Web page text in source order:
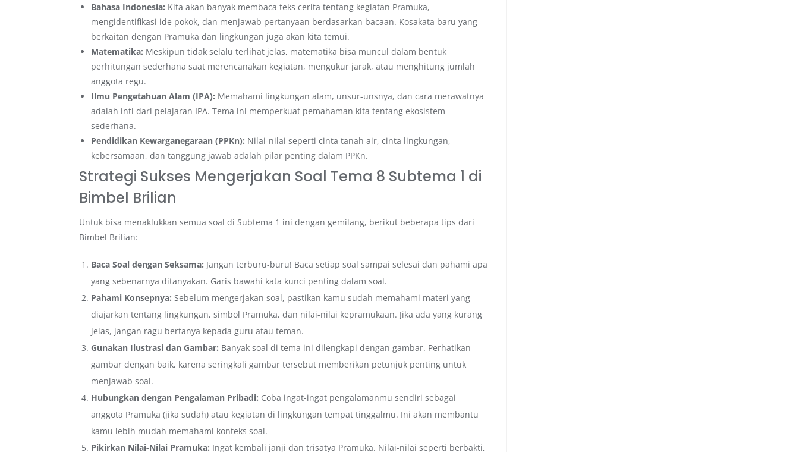
Bahasa Indonesia: Kita akan banyak membaca teks cerita tentang kegiatan Pramuka,
mengidentifikasi ide pokok, dan menjawab pertanyaan berdasarkan bacaan. Kosakata baru yang
berkaitan dengan Pramuka dan lingkungan juga akan kita temui.
Matematika: Meskipun tidak selalu terlihat jelas, matematika bisa muncul dalam bentuk
perhitungan sederhana saat merencanakan kegiatan, mengukur jarak, atau menghitung jumlah
anggota regu.
Ilmu Pengetahuan Alam (IPA): Memahami lingkungan alam, unsur-unsnya, dan cara merawatnya
adalah inti dari pelajaran IPA. Tema ini memperkuat pemahaman kita tentang ekosistem
sederhana.
Pendidikan Kewarganegaraan (PPKn): Nilai-nilai seperti cinta tanah air, cinta lingkungan,
kebersamaan, dan tanggung jawab adalah pilar penting dalam PPKn.
Strategi Sukses Mengerjakan Soal Tema 8 Subtema 1 di
Bimbel Brilian
Untuk bisa menaklukkan semua soal di Subtema 1 ini dengan gemilang, berikut beberapa tips dari
Bimbel Brilian:
Baca Soal dengan Seksama: Jangan terburu-buru! Baca setiap soal sampai selesai dan pahami apa
yang sebenarnya ditanyakan. Garis bawahi kata kunci penting dalam soal.
Pahami Konsepnya: Sebelum mengerjakan soal, pastikan kamu sudah memahami materi yang
diajarkan tentang lingkungan, simbol Pramuka, dan nilai-nilai kepramukaan. Jika ada yang kurang
jelas, jangan ragu bertanya kepada guru atau teman.
Gunakan Ilustrasi dan Gambar: Banyak soal di tema ini dilengkapi dengan gambar. Perhatikan
gambar dengan baik, karena seringkali gambar tersebut memberikan petunjuk penting untuk
menjawab soal.
Hubungkan dengan Pengalaman Pribadi: Coba ingat-ingat pengalamanmu sendiri sebagai
anggota Pramuka (jika sudah) atau kegiatan di lingkungan tempat tinggalmu. Ini akan membantu
kamu lebih mudah memahami konteks soal.
Pikirkan Nilai-Nilai Pramuka: Ingat kembali janji dan trisatya Pramuka. Nilai-nilai seperti berbakti,